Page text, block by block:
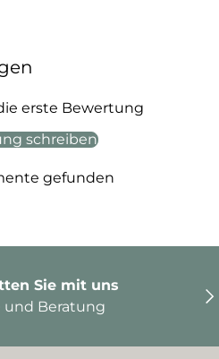
erste Bewertung
schreiben
gefunden
Sie mit uns
und Beratung